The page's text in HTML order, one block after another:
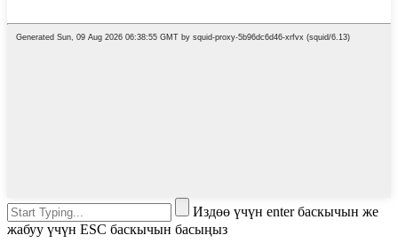
Издөө үчүн enter баскычын же
жабуу үчүн ESC баскычын басыңыз